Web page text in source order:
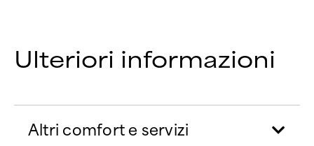
Ulteriori informazioni
Altri comfort e servizi